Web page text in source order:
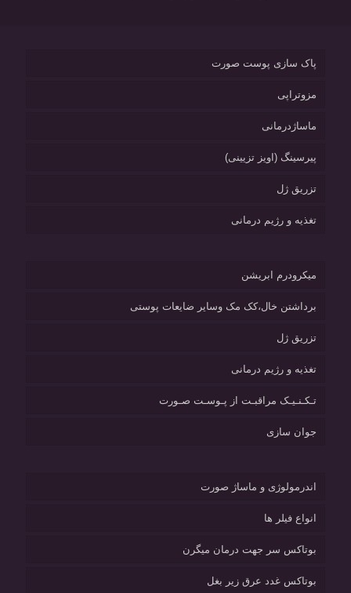
پاک سازی پوست صورت
مزوتراپی
ماساژدرمانی
پیرسینگ (اویز تزیینی)
تزریق ژل
تغذیه و رژیم درمانی
میکرودرم ابریشن
برداشتن خال،کک مک وسایر ضایعات پوستی
تزریق ژل
تغذیه و رژیم درمانی
تـکـنـیـک مراقبـت از پـوسـت صـورت
جوان سازی
اندرمولوژی و ماساژ صورت
انواع فیلر ها
بوتاکس سر جهت درمان میگرن
بوتاکس غدد عرق زیر بغل